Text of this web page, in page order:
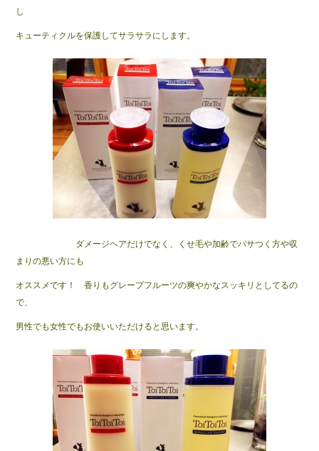
し
キューティクルを保護してサラサラにします。
ダメージヘアだけでなく、くせ毛や加齢でパサつく方や収
まりの悪い方にも
オススメです！ 香りもグレープフルーツの爽やかなスッキリとしてるの
で、
男性でも女性でもお使いいただけると思います。